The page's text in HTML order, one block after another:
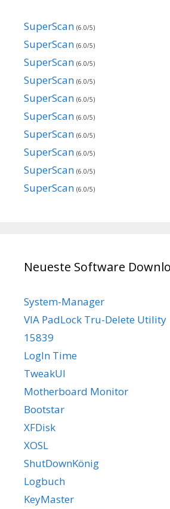
SuperScan (6.0/5)
SuperScan (6.0/5)
SuperScan (6.0/5)
SuperScan (6.0/5)
SuperScan (6.0/5)
SuperScan (6.0/5)
SuperScan (6.0/5)
SuperScan (6.0/5)
SuperScan (6.0/5)
SuperScan (6.0/5)
Neueste Software
System-Manager
VIA PadLock Tru-Delete Utility
15839
LogIn Time
TweakUI
Motherboard Monitor
Bootstar
XFDisk
XOSL
ShutDownKönig
Logbuch
KeyMaster